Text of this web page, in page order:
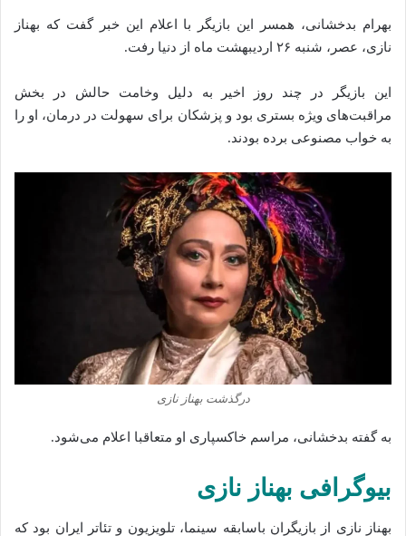
بهرام بدخشانی، همسر این بازیگر با اعلام این خبر گفت که بهناز
نازی، عصر، شنبه ۲۶ اردیبهشت ماه از دنیا رفت.
این بازیگر در چند روز اخیر به دلیل وخامت حالش در بخش
مراقبت‌های ویژه بستری بود و پزشکان برای سهولت در درمان، او را
به خواب مصنوعی برده بودند.
درگذشت بهناز نازی
به گفته بدخشانی، مراسم خاکسپاری او متعاقبا اعلام می‌شود.
بیوگرافی بهناز نازی
بهناز نازی از بازیگران باسابقه سینما، تلویزیون و تئاتر ایران بود که